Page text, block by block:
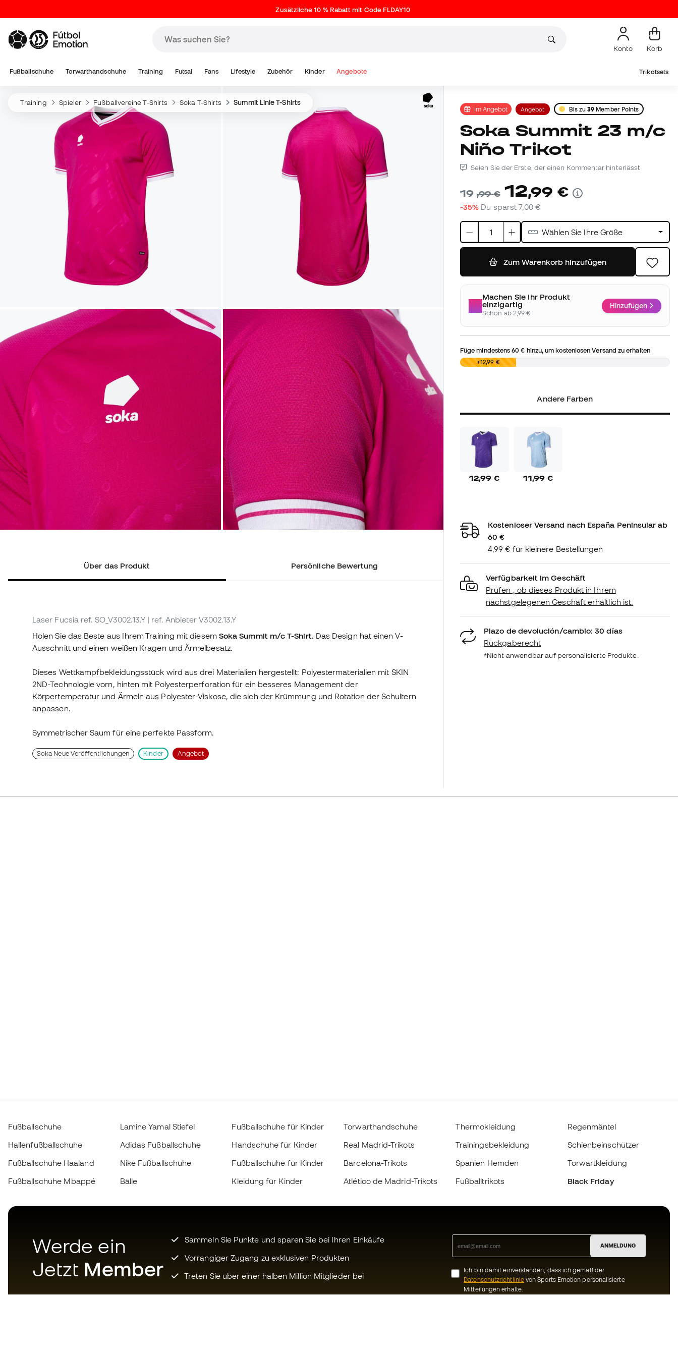
Zusätzliche 10 % Rabatt mit Code FLDAY10
Konto Korb
Fußballschuhe Torwarthandschuhe Training Futsal Fans Lifestyle Zubehör Kinder Angebote Trikotsets
Training Spieler Fußballvereine T-Shirts Soka T-Shirts Summit Linie T-Shirts
Über das Produkt Persönliche Bewertung
Laser Fucsia ref. SO_V3002.13.Y | ref. Anbieter V3002.13.Y
Holen Sie das Beste aus Ihrem Training mit diesem Soka Summit m/c T-Shirt. Das Design hat einen V-
Ausschnitt und einen weißen Kragen und Ärmelbesatz.
Dieses Wettkampfbekleidungsstück wird aus drei Materialien hergestellt: Polyestermaterialien mit SKIN
2ND-Technologie vorn, hinten mit Polyesterperforation für ein besseres Management der
Körpertemperatur und Ärmeln aus Polyester-Viskose, die sich der Krümmung und Rotation der Schultern
anpassen.
Symmetrischer Saum für eine perfekte Passform.
Soka Neue Veröffentlichungen Kinder Angebot
Im Angebot Angebot Bis zu39 Member Points
Soka Summit 23 m/c
Niño Trikot
Seien Sie der Erste, der einen Kommentar hinterlässt
19,99 € 12,99 €
-35% Du sparst7,00 €
Wählen Sie Ihre Größe
Zum Warenkorb hinzufügen
Machen Sie Ihr Produkt
einzigartig
Schon ab 2,99 €
Hinzufügen
Füge mindestens60 € hinzu, um kostenlosen Versand zu erhalten
0,00 €+12,99 €
Andere Farben
12,99 € 11,99 €
Kostenloser Versand nach España Peninsular ab
60 €
4,99 € für kleinere Bestellungen
Verfügbarkeit im Geschäft
Prüfen , ob dieses Produkt in Ihrem
nächstgelegenen Geschäft erhältlich ist.
Plazo de devolución/cambio: 30 días
Rückgaberecht
*Nicht anwendbar auf personalisierte Produkte.
Fußballschuhe
Hallenfußballschuhe
Fußballschuhe Haaland
Fußballschuhe Mbappé
Lamine Yamal Stiefel
Adidas Fußballschuhe
Nike Fußballschuhe
Bälle
Fußballschuhe für Kinder
Handschuhe für Kinder
Fußballschuhe für Kinder
Kleidung für Kinder
Torwarthandschuhe
Real Madrid-Trikots
Barcelona-Trikots
Atlético de Madrid-Trikots
Thermokleidung
Trainingsbekleidung
Spanien Hemden
Fußballtrikots
Regenmäntel
Schienbeinschützer
Torwartkleidung
Black Friday
Werde ein
Jetzt Member
Sammeln Sie Punkte und sparen Sie bei Ihren Einkäufe
Vorrangiger Zugang zu exklusiven Produkten
Treten Sie über einer halben Million Mitglieder bei
ANMELDUNG
Ich bin damit einverstanden, dass ich gemäß der
Datenschutzrichtlinievon Sports Emotion personalisierte
Mitteilungen erhalte.